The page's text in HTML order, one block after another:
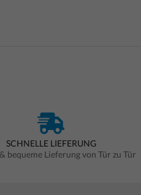
SCHNELLE LIEFERUNG
bequeme Lieferung von Tür zu Tür